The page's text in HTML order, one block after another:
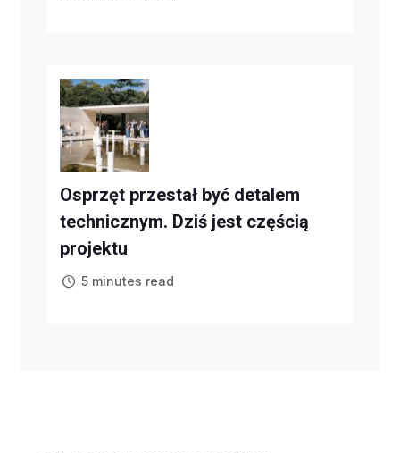
Osprzęt przestał być detalem
technicznym. Dziś jest częścią
projektu
5 minutes read